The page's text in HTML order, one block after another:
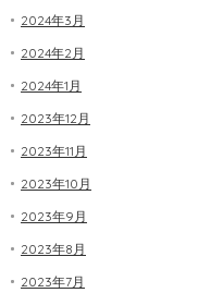
2024年3月
2024年2月
2024年1月
2023年12月
2023年11月
2023年10月
2023年9月
2023年8月
2023年7月